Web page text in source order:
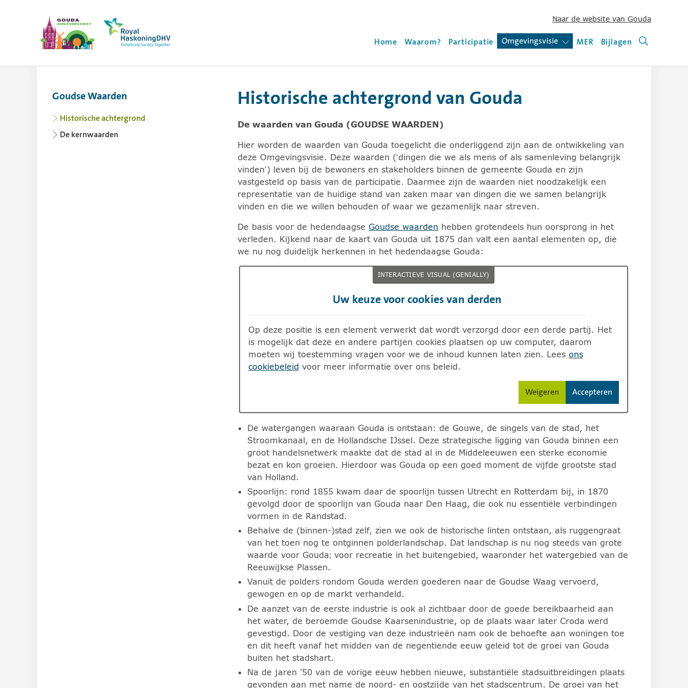
Omgevingsvisie Gouda
Meer op www.royalhaskoningdhv.com Naar de website van Gouda
Gebruik de 'enter' toets voor het in- en uitklappen van sublijsten.
Home Waarom? Participatie Omgevingsvisie
(open of sluit submenu)MER Bijlagen Zoeken
Gebruik de pijltoets links voor het inklappen en de pijltoets rechts voor het uitklappen van de sublijsten. Schermlezers kunnen dit gedrag
Goudse Waarden
Historische achtergrond
De kernwaarden
Historische achtergrond van Gouda
De waarden van Gouda (GOUDSE WAARDEN)
Hier worden de waarden van Gouda toegelicht die onderliggend zijn aan de ontwikkeling van
deze Omgevingsvisie. Deze waarden (‘dingen die we als mens of als samenleving belangrijk
vinden’) leven bij de bewoners en stakeholders binnen de gemeente Gouda en zijn
vastgesteld op basis van de participatie. Daarmee zijn de waarden niet noodzakelijk een
representatie van de huidige stand van zaken maar van dingen die we samen belangrijk
vinden en die we willen behouden of waar we gezamenlijk naar streven.
De basis voor de hedendaagse Goudse waarden hebben grotendeels hun oorsprong in het
verleden. Kijkend naar de kaart van Gouda uit 1875 dan valt een aantal elementen op, die
we nu nog duidelijk herkennen in het hedendaagse Gouda:
INTERACTIEVE VISUAL (GENIALLY)
Uw keuze voor cookies van derden
Op deze positie is een element verwerkt dat wordt verzorgd door een derde partij. Het
is mogelijk dat deze en andere partijen cookies plaatsen op uw computer, daarom
moeten wij toestemming vragen voor we de inhoud kunnen laten zien. Lees ons
cookiebeleid voor meer informatie over ons beleid.
Weigeren
cookies van derden.
Accepteren
cookies van derden.
De watergangen waaraan Gouda is ontstaan: de Gouwe, de singels van de stad, het
Stroomkanaal, en de Hollandsche IJssel. Deze strategische ligging van Gouda binnen een
groot handelsnetwerk maakte dat de stad al in de Middeleeuwen een sterke economie
bezat en kon groeien. Hierdoor was Gouda op een goed moment de vijfde grootste stad
van Holland.
Spoorlijn: rond 1855 kwam daar de spoorlijn tussen Utrecht en Rotterdam bij, in 1870
gevolgd door de spoorlijn van Gouda naar Den Haag, die ook nu essentiële verbindingen
vormen in de Randstad.
Behalve de (binnen-)stad zelf, zien we ook de historische linten ontstaan, als ruggengraat
van het toen nog te ontginnen polderlandschap. Dat landschap is nu nog steeds van grote
waarde voor Gouda; voor recreatie in het buitengebied, waaronder het watergebied van de
Reeuwijkse Plassen.
Vanuit de polders rondom Gouda werden goederen naar de Goudse Waag vervoerd,
gewogen en op de markt verhandeld.
De aanzet van de eerste industrie is ook al zichtbaar door de goede bereikbaarheid aan
het water, de beroemde Goudse Kaarsenindustrie, op de plaats waar later Croda werd
gevestigd. Door de vestiging van deze industrieën nam ook de behoefte aan woningen toe
en dit heeft vanaf het midden van de negentiende eeuw geleid tot de groei van Gouda
buiten het stadshart.
Na de jaren '50 van de vorige eeuw hebben nieuwe, substantiële stadsuitbreidingen plaats
gevonden aan met name de noord- en oostzijde van het stadscentrum. De groei van het